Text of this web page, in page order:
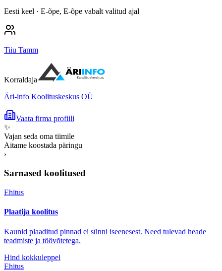
Eesti keel · E-õpe, E-õpe vabalt valitud ajal
Tiiu Tamm
Korraldaja
Äri-info Koolituskeskus OÜ
Vaata firma profiili
✨
Vajan seda oma tiimile
Aitame koostada päringu
›
Sarnased koolitused
Ehitus
Plaatija koolitus
Kaunid plaaditud pinnad ei sünni iseenesest. Need tulevad heade
teadmiste ja töövõtetega.
Hind kokkuleppel
Ehitus